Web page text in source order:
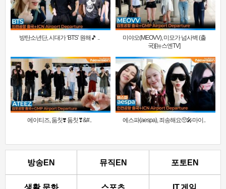
방탄소년단, 시대가 ‘BTS’ 원해🎵 ..
미야오(MEOVV), 미모가 넘사벽 (출
국)[뉴스엔TV]
에이티즈, 둠칫❣️ 둠칫❣&#.. 에스파(aespa), 죄송해요🥺🎤마이..
방송EN 뮤직EN 포토EN